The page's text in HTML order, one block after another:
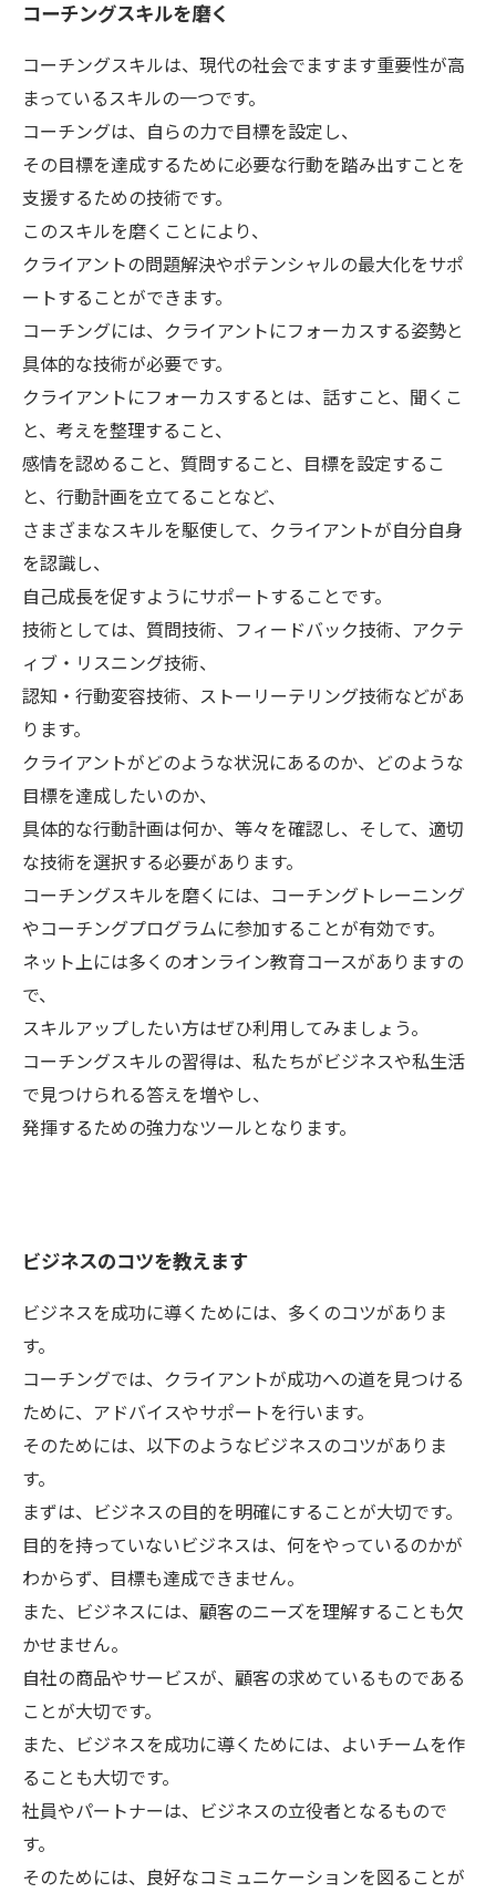
コーチングスキルを磨く
コーチングスキルは、現代の社会でますます重要性が高
まっているスキルの一つです。
コーチングは、自らの力で目標を設定し、
その目標を達成するために必要な行動を踏み出すことを
支援するための技術です。
このスキルを磨くことにより、
クライアントの問題解決やポテンシャルの最大化をサポ
ートすることができます。
コーチングには、クライアントにフォーカスする姿勢と
具体的な技術が必要です。
クライアントにフォーカスするとは、話すこと、聞くこ
と、考えを整理すること、
感情を認めること、質問すること、目標を設定するこ
と、行動計画を立てることなど、
さまざまなスキルを駆使して、クライアントが自分自身
を認識し、
自己成長を促すようにサポートすることです。
技術としては、質問技術、フィードバック技術、アクテ
ィブ・リスニング技術、
認知・行動変容技術、ストーリーテリング技術などがあ
ります。
クライアントがどのような状況にあるのか、どのような
目標を達成したいのか、
具体的な行動計画は何か、等々を確認し、そして、適切
な技術を選択する必要があります。
コーチングスキルを磨くには、コーチングトレーニング
やコーチングプログラムに参加することが有効です。
ネット上には多くのオンライン教育コースがありますの
で、
スキルアップしたい方はぜひ利用してみましょう。
コーチングスキルの習得は、私たちがビジネスや私生活
で見つけられる答えを増やし、
発揮するための強力なツールとなります。
ビジネスのコツを教えます
ビジネスを成功に導くためには、多くのコツがありま
す。
コーチングでは、クライアントが成功への道を見つける
ために、アドバイスやサポートを行います。
そのためには、以下のようなビジネスのコツがありま
す。
まずは、ビジネスの目的を明確にすることが大切です。
目的を持っていないビジネスは、何をやっているのかが
わからず、目標も達成できません。
また、ビジネスには、顧客のニーズを理解することも欠
かせません。
自社の商品やサービスが、顧客の求めているものである
ことが大切です。
また、ビジネスを成功に導くためには、よいチームを作
ることも大切です。
社員やパートナーは、ビジネスの立役者となるもので
す。
そのためには、良好なコミュニケーションを図ることが